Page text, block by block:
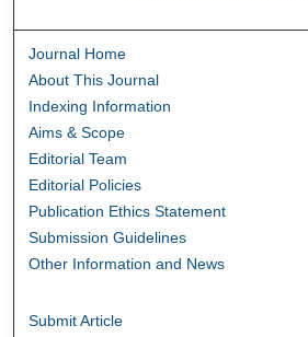
Journal Home
About This Journal
Indexing Information
Aims & Scope
Editorial Team
Editorial Policies
Publication Ethics Statement
Submission Guidelines
Other Information and News
Submit Article